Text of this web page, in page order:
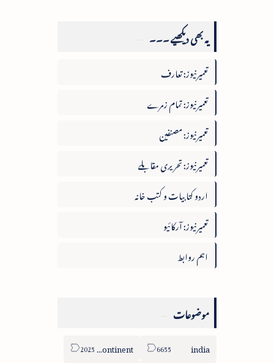
یہ بھی دیکھیے ۔۔۔
تعمیرنیوز: تعارف
تعمیرنیوز: تمام زمرے
تعمیرنیوز: مصنفین
تعمیرنیوز: تحریری مقابلے
اردو کتابیات و کتب خانہ
تعمیرنیوز: آرکائیو
اہم روابط
موضوعات
india
sub-continent